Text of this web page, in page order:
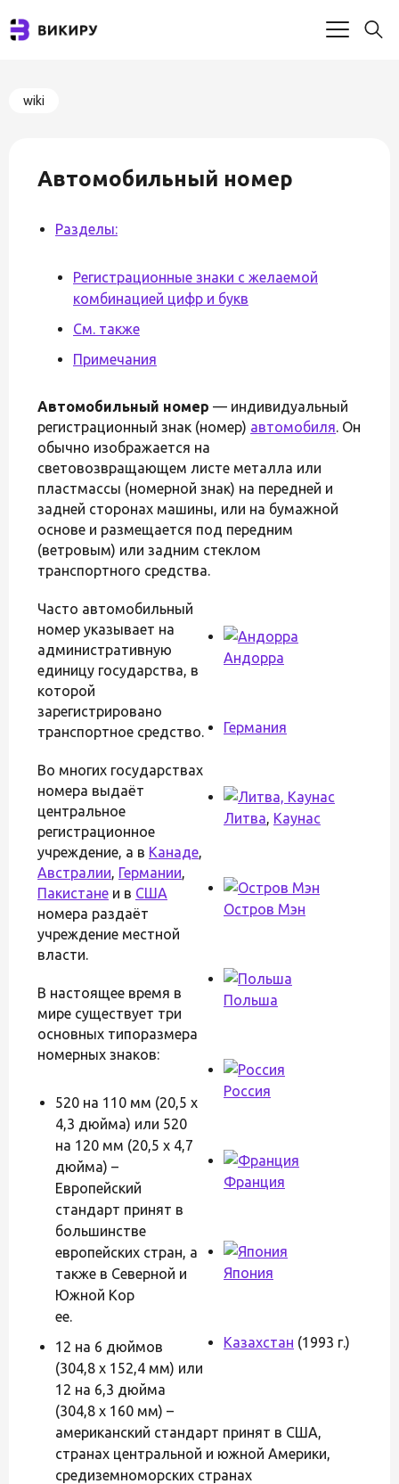
wiki
Автомобильный номер
Разделы:
Регистрационные знаки с желаемой
комбинацией цифр и букв
См. также
Примечания
Автомобильный номер — индивидуальный
регистрационный знак (номер) автомобиля. Он
обычно изображается на
световозвращающем листе металла или
пластмассы (номерной знак) на передней и
задней сторонах машины, или на бумажной
основе и размещается под передним
(ветровым) или задним стеклом
транспортного средства.
Андорра
Германия
Литва, Каунас
Остров Мэн
Польша
Россия
Франция
Япония
Казахстан (1993 г.)
Часто автомобильный
номер указывает на
административную
единицу государства, в
которой
зарегистрировано
транспортное средство.
Во многих государствах
номера выдаёт
центральное
регистрационное
учреждение, а в Канаде,
Австралии, Германии,
Пакистане и в США
номера раздаёт
учреждение местной
власти.
В настоящее время в
мире существует три
основных типоразмера
номерных знаков:
520 на 110 мм (20,5 х
4,3 дюйма) или 520
на 120 мм (20,5 х 4,7
дюйма) –
Европейский
стандарт принят в
большинстве
европейских стран, а
также в Северной и
Южной Кор
ее.
12 на 6 дюймов
(304,8 х 152,4 мм) или
12 на 6,3 дюйма
(304,8 х 160 мм) –
американский стандарт принят в США,
странах центральной и южной Америки,
средиземноморских странах